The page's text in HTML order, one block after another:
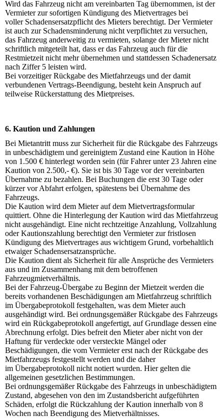
Wird das Fahrzeug nicht am vereinbarten Tag übernommen, ist der
Vermieter zur sofortigen Kündigung des Mietvertrages bei
voller Schadensersatzpflicht des Mieters berechtigt. Der Vermieter
ist auch zur Schadensminderung nicht verpflichtet zu versuchen,
das Fahrzeug anderweitig zu vermieten, solange der Mieter nicht
schriftlich mitgeteilt hat, dass er das Fahrzeug auch für die
Restmietzeit nicht mehr übernehmen und stattdessen Schadenersatz
nach Ziffer 5 leisten wird.
Bei vorzeitiger Rückgabe des Mietfahrzeugs und der damit
verbundenen Vertrags-Beendigung, besteht kein Anspruch auf
teilweise Rückerstattung des Mietpreises.
6. Kaution und Zahlungen
Bei Mietantritt muss zur Sicherheit für die Rückgabe des Fahrzeugs
in unbeschädigtem und gereinigtem Zustand eine Kaution in Höhe
von 1.500 € hinterlegt worden sein (für Fahrer unter 23 Jahren eine
Kaution von 2.500,- €). Sie ist bis 30 Tage vor der vereinbarten
Übernahme zu bezahlen. Bei Buchungen die erst 30 Tage oder
kürzer vor Abfahrt erfolgen, spätestens bei Übernahme des
Fahrzeugs.
Die Kaution wird dem Mieter auf dem Mietvertragsformular
quittiert. Ohne die Hinterlegung der Kaution wird das Mietfahrzeug
nicht ausgehändigt. Eine nicht rechtzeitige Anzahlung, Vollzahlung
oder Kautionszahlung berechtigt den Vermieter zur fristlosen
Kündigung des Mietvertrages aus wichtigem Grund, vorbehaltlich
etwaiger Schadensersatzansprüche.
Die Kaution dient als Sicherheit für alle Ansprüche des Vermieters
aus und im Zusammenhang mit dem betroffenen
Fahrzeugmietverhältnis.
Bei der Fahrzeug-Übergabe zu Beginn der Mietzeit werden die
bereits vorhandenen Beschädigungen am Mietfahrzeug schriftlich
im Übergabeprotokoll festgehalten, was dem Mieter auch
ausgehändigt wird. Bei ordnungsgemäßer Rückgabe des Fahrzeugs
wird ein Rückgabeprotokoll angefertigt, auf Grundlage dessen eine
Abrechnung erfolgt. Dies befreit den Mieter aber nicht von der
Haftung für verdeckte oder versteckte Mängel oder
Beschädigungen, die vom Vermieter erst nach der Rückgabe des
Mietfahrzeugs festgestellt werden und die daher
im Übergabeprotokoll nicht notiert wurden. Hier gelten die
allgemeinen gesetzlichen Bestimmungen.
Bei ordnungsgemäßer Rückgabe des Fahrzeugs in unbeschädigtem
Zustand, abgesehen von den im Zustandsbericht aufgeführten
Schäden, erfolgt die Rückzahlung der Kaution innerhalb von 8
Wochen nach Beendigung des Mietverhältnisses.